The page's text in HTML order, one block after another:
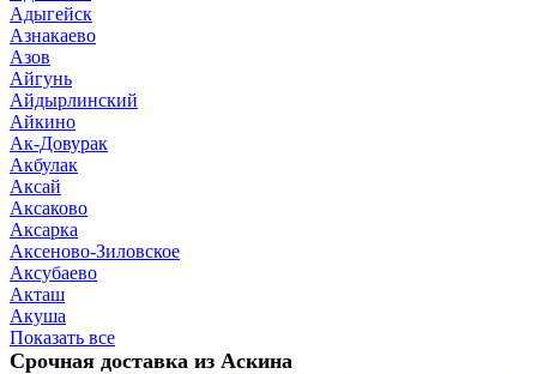
Адыгейск
Азнакаево
Азов
Айгунь
Айдырлинский
Айкино
Ак-Довурак
Акбулак
Аксай
Аксаково
Аксарка
Аксеново-Зиловское
Аксубаево
Акташ
Акуша
Показать все
Срочная доставка из Аскина